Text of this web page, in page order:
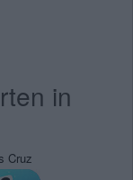
in
Cruz